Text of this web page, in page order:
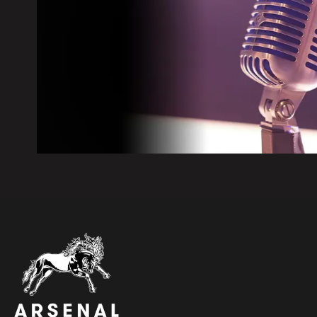
Report des travaux de forage à
Fermeture du Centre